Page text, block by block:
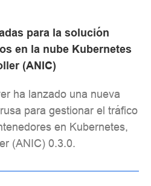
para la solución
en la nube Kubernetes
(ANIC)
ha lanzado una nueva
para gestionar el tráfico
en Kubernetes,
(ANIC) 0.3.0.